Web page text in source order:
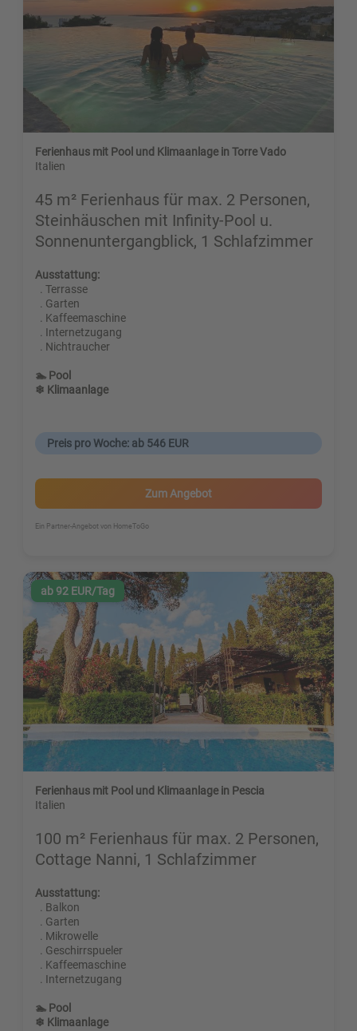
Ferienhaus mit Pool und Klimaanlage in Torre Vado
Italien
45 m² Ferienhaus für max. 2 Personen,
Steinhäuschen mit Infinity-Pool u.
Sonnenuntergangblick, 1 Schlafzimmer
Ausstattung:
. Terrasse
. Garten
. Kaffeemaschine
. Internetzugang
. Nichtraucher
🏊 Pool
❄ Klimaanlage
Preis pro Woche: ab 546 EUR
Zum Angebot
Ein Partner-Angebot von HomeToGo
ab 92 EUR/Tag
Ferienhaus mit Pool und Klimaanlage in Pescia
Italien
100 m² Ferienhaus für max. 2 Personen,
Cottage Nanni, 1 Schlafzimmer
Ausstattung:
. Balkon
. Garten
. Mikrowelle
. Geschirrspueler
. Kaffeemaschine
. Internetzugang
🏊 Pool
❄ Klimaanlage